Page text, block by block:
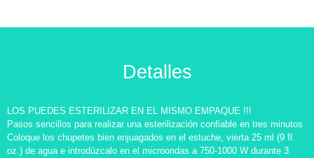
Detalles
LOS PUEDES ESTERILIZAR EN EL MISMO EMPAQUE !!!
Pasos sencillos para realizar una esterilización confiable en tres minutos
Coloque los chupetes bien enjuagados en el estuche, vierta 25 ml (9 fl.
oz.) de agua e introdúzcalo en el microondas a 750-1000 W durante 3